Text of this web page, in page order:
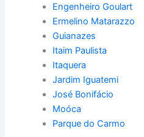
Engenheiro Goulart
Ermelino Matarazzo
Guianazes
Itaim Paulista
Itaquera
Jardim Iguatemi
José Bonifácio
Moóca
Parque do Carmo